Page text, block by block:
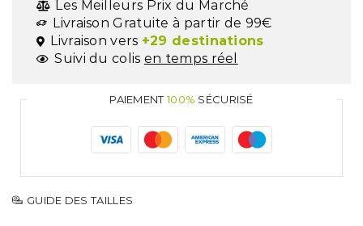
Les Meilleurs Prix du Marché
Livraison Gratuite à partir de 99€
Livraison vers +29 destinations
Suivi du colis en temps réel
PAIEMENT100% SÉCURISÉ
GUIDE DES TAILLES